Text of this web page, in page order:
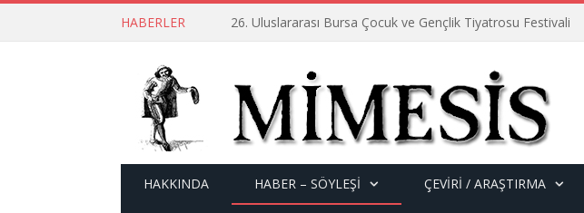
HABERLER 26. Uluslararası Bursa Çocuk ve Gençlik Tiyatrosu Festivali
HAKKINDA HABER – SÖYLEŞI ÇEVİRİ / ARAŞTIRMA